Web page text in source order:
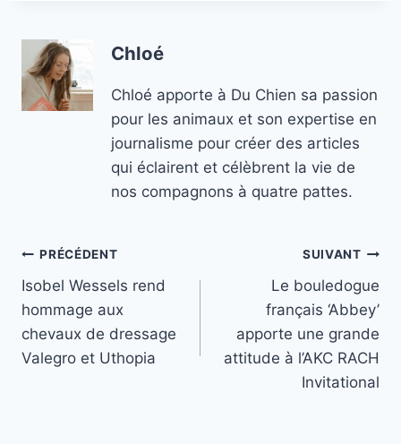
Chloé
Chloé apporte à Du Chien sa passion
pour les animaux et son expertise en
journalisme pour créer des articles
qui éclairent et célèbrent la vie de
nos compagnons à quatre pattes.
Navigation
de
l’article
PRÉCÉDENT
Isobel Wessels rend
hommage aux
chevaux de dressage
Valegro et Uthopia
SUIVANT
Le bouledogue
français ‘Abbey’
apporte une grande
attitude à l’AKC RACH
Invitational